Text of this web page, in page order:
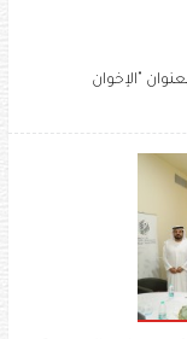
"الإخوان